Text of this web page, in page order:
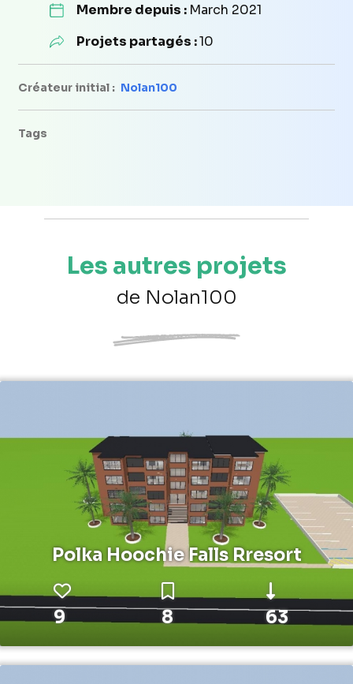
Membre depuis : March 2021
Projets partagés :10
Créateur initial : Nolan100
Tags
Les autres projets
de Nolan100
Polka Hoochie Falls Rresort
9 8 63